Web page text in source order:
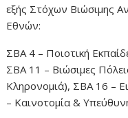
εξής Στόχων Βιώσιμης
Εθνών:
ΣΒΑ 4 – Ποιοτική
ΣΒΑ 11 – Βιώσιμες
Κληρονομιά), ΣΒΑ 16 –
– Καινοτομία &